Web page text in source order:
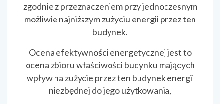
zgodnie z przeznaczeniem przy jednoczesnym
możliwie najniższym zużyciu energii przez ten
budynek.
Ocena efektywności energetycznej jest to
ocena zbioru właściwości budynku mających
wpływ na zużycie przez ten budynek energii
niezbędnej do jego użytkowania,